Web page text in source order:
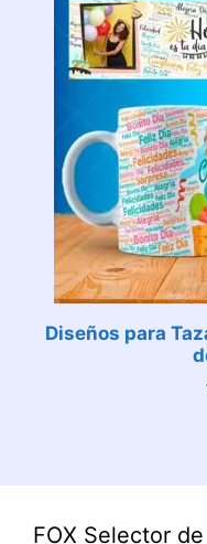
Diseños para
FOX Selector